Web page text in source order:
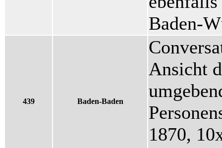
Baden-
439 Baden-Baden
Ansicht
1870,